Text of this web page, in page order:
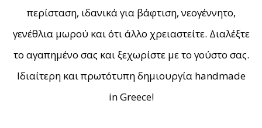
περίσταση, ιδανικά για βάφτιση, νεογέννητο,
γενέθλια μωρού και ότι άλλο χρειαστείτε. Διαλέξτε
το αγαπημένο σας και ξεχωρίστε με το γούστο σας.
Ιδιαίτερη και πρωτότυπη δημιουργία handmade
in Greece!